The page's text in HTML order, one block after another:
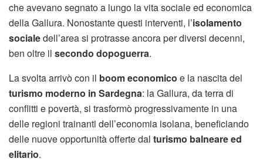
che avevano segnato a lungo la vita sociale ed economica
della Gallura. Nonostante questi interventi, l’isolamento
socialedell’area si protrasse ancora per diversi decenni,
ben oltre il secondo dopoguerra.
La svolta arrivò con il boom economico e la nascita del
turismo moderno in Sardegna: la Gallura, da terra di
conflitti e povertà, si trasformò progressivamente in una
delle regioni trainanti dell’economia isolana, beneficiando
delle nuove opportunità offerte dal turismo balneare ed
elitario.